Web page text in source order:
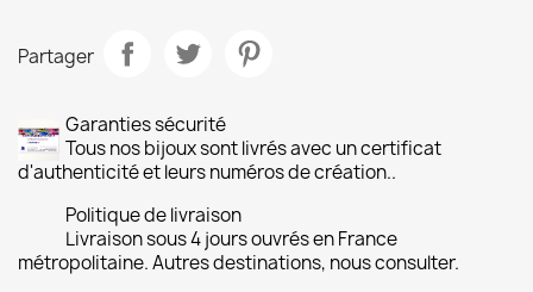
Partager
Garanties sécurité
Tous nos bijoux sont livrés avec un certificat
d'authenticité et leurs numéros de création..
Politique de livraison
Livraison sous 4 jours ouvrés en France
métropolitaine. Autres destinations, nous consulter.